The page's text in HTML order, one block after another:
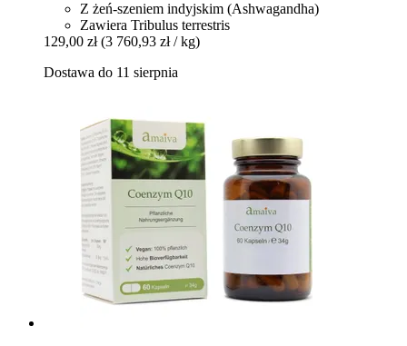
Z żeń-szeniem indyjskim (Ashwagandha)
Zawiera Tribulus terrestris
129,00 zł (3 760,93 zł / kg)
Dostawa do 11 sierpnia